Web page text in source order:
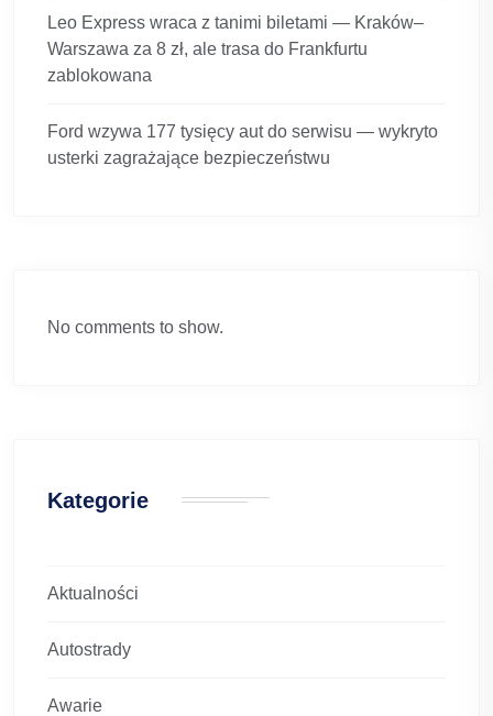
Leo Express wraca z tanimi biletami — Kraków–
Warszawa za 8 zł, ale trasa do Frankfurtu
zablokowana
Ford wzywa 177 tysięcy aut do serwisu — wykryto
usterki zagrażające bezpieczeństwu
No comments to show.
Kategorie
Aktualności
Autostrady
Awarie